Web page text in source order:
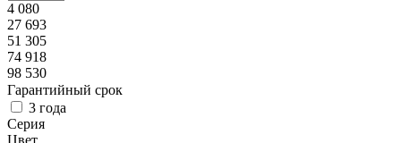
4 080
27 693
51 305
74 918
98 530
Гарантийный срок
3 года
Серия
Цвет